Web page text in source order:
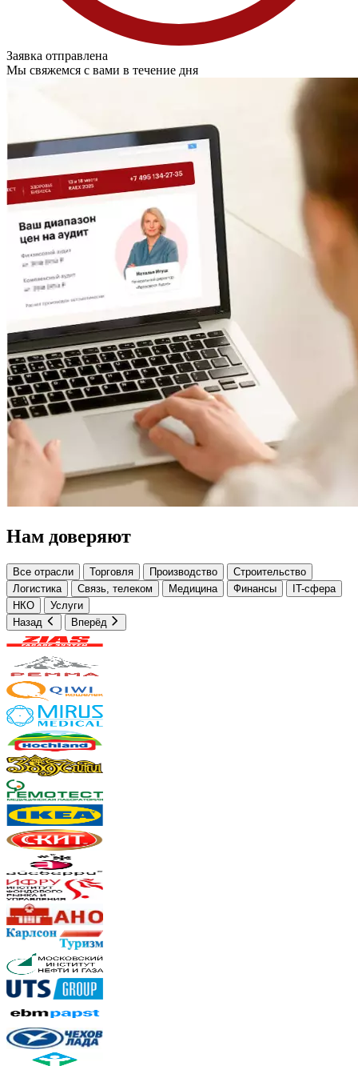
Заявка отправлена
Мы свяжемся с вами в течение дня
Нам доверяют
Все отрасли Торговля Производство
Строительство
Логистика
Связь, телеком Медицина Финансы
IT-сфера
НКО
Услуги
Назад
Вперёд